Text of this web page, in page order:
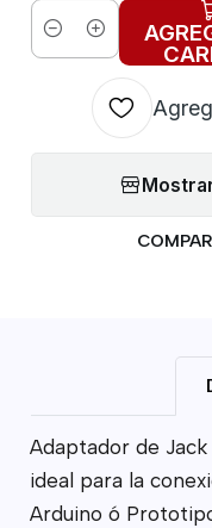
Cantidad
Adaptador de
ideal para la
Arduino ó